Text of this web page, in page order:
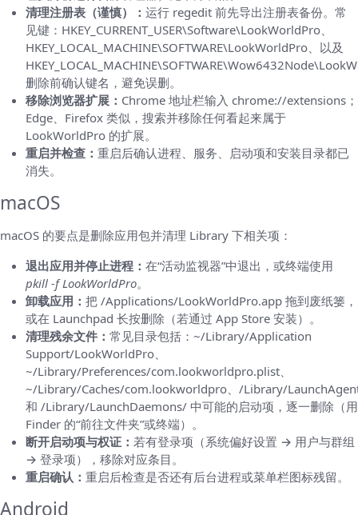
清理注册表（谨慎）： 运行 regedit 前先导出注册表备份。常
见键：HKEY_CURRENT_USER\Software\LookWorldPro、
HKEY_LOCAL_MACHINE\SOFTWARE\LookWorldPro、以及
删除前确认键名，避免误删。
移除浏览器扩展： Chrome 地址栏输入 chrome://extensions；
Edge、Firefox 类似，搜索并移除任何看起来属于
LookWorldPro 的扩展。
重启并检查： 重启后确认进程、服务、启动项和安装目录都已
消失。
macOS
macOS 的要点是删除应用包并清理 Library 下相关项：
退出应用并停止进程： 在“活动监视器”中退出，或终端使用
pkill -f LookWorldPro。
卸载应用： 把 /Applications/LookWorldPro.app 拖到废纸篓，
或在 Launchpad 长按删除（若通过 App Store 安装）。
清理残余文件： 常见目录包括：~/Library/Application
Support/LookWorldPro、
~/Library/Preferences/com.lookworldpro.plist、
~/Library/Caches/com.lookworldpro、/Library/
和 /Library/LaunchDaemons/ 中可能的启动项，逐一删除（用
Finder 的“前往文件夹”或终端）。
断开启动项与权证： 若有登录项（系统偏好设置 → 用户与群组
→ 登录项），移除对应条目。
重启确认： 重启后检查是否还有后台进程或菜单栏图标残留。
Android